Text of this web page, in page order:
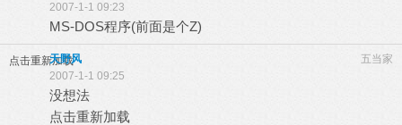
2007-1-1 09:23
MS-DOS程序(前面是个Z)
点击重新加载 五当家
天野风
2007-1-1 09:25
没想法
点击重新加载